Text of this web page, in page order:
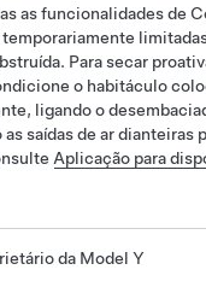
as funcionalidades de
Para secar
o habitáculo
ligando o
saídas de ar dianteiras
Aplicação para
da Model Y